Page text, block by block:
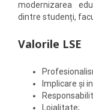
modernizarea
dintre studenți,
Valorile LSE
Implicare și
Loialitate;